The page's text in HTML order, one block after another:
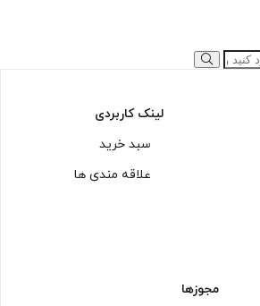
لینک کاربردی
سبد خرید
علاقه مندی ها
مجوزها